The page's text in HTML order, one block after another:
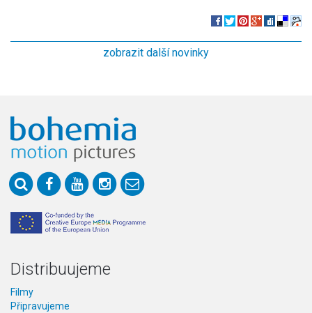
zobrazit další novinky
Distribuujeme
Filmy
Připravujeme